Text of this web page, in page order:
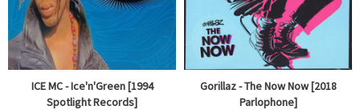
ICE MC - Ice'n'Green [1994
Spotlight Records]
Gorillaz - The Now Now [2018
Parlophone]